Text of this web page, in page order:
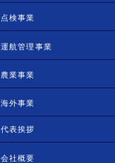
点検事業
運航管理事業
農業事業
海外事業
代表挨拶
会社概要